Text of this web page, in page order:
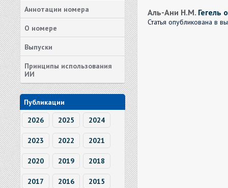
Аннотации номера
О номере
Выпуски
Принципы использования
ИИ
Публикации
2026
2025 2024
2023 2022 2021
2020 2019 2018
2017 2016 2015
Аль-Ани Н.М. Гегель
Статья опубликована в